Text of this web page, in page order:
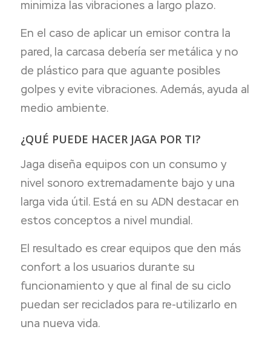
minimiza las vibraciones a largo plazo.
En el caso de aplicar un emisor contra la
pared, la carcasa debería ser metálica y no
de plástico para que aguante posibles
golpes y evite vibraciones. Además, ayuda al
medio ambiente.
¿QUÉ PUEDE HACER JAGA POR TI?
Jaga diseña equipos con un consumo y
nivel sonoro extremadamente bajo y una
larga vida útil. Está en su ADN destacar en
estos conceptos a nivel mundial.
El resultado es crear equipos que den más
confort a los usuarios durante su
funcionamiento y que al final de su ciclo
puedan ser reciclados para re-utilizarlo en
una nueva vida.